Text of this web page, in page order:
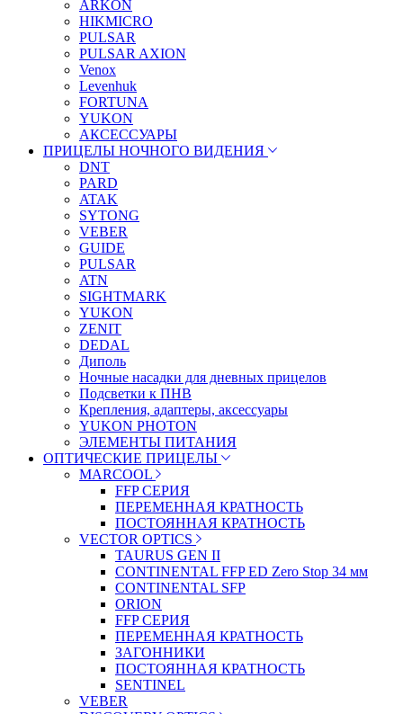
ARKON
HIKMICRO
PULSAR
PULSAR AXION
Venox
Levenhuk
FORTUNA
YUKON
АКСЕССУАРЫ
ПРИЦЕЛЫ НОЧНОГО ВИДЕНИЯ
DNT
PARD
ATAK
SYTONG
VEBER
GUIDE
PULSAR
ATN
SIGHTMARK
YUKON
ZENIT
DEDAL
Диполь
Ночные насадки для дневных прицелов
Подсветки к ПНВ
Крепления, адаптеры, аксессуары
YUKON PHOTON
ЭЛЕМЕНТЫ ПИТАНИЯ
ОПТИЧЕСКИЕ ПРИЦЕЛЫ
MARCOOL
FFP СЕРИЯ
ПЕРЕМЕННАЯ КРАТНОСТЬ
ПОСТОЯННАЯ КРАТНОСТЬ
VECTOR OPTICS
TAURUS GEN II
CONTINENTAL FFP ED Zero Stop 34 мм
CONTINENTAL SFP
ORION
FFP СЕРИЯ
ПЕРЕМЕННАЯ КРАТНОСТЬ
ЗАГОННИКИ
ПОСТОЯННАЯ КРАТНОСТЬ
SENTINEL
VEBER